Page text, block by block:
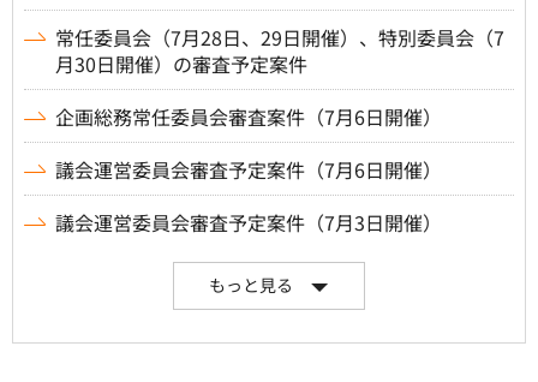
常任委員会（7月28日、29日開催）、特別委員会（7
月30日開催）の審査予定案件
企画総務常任委員会審査案件（7月6日開催）
議会運営委員会審査予定案件（7月6日開催）
議会運営委員会審査予定案件（7月3日開催）
もっと見る